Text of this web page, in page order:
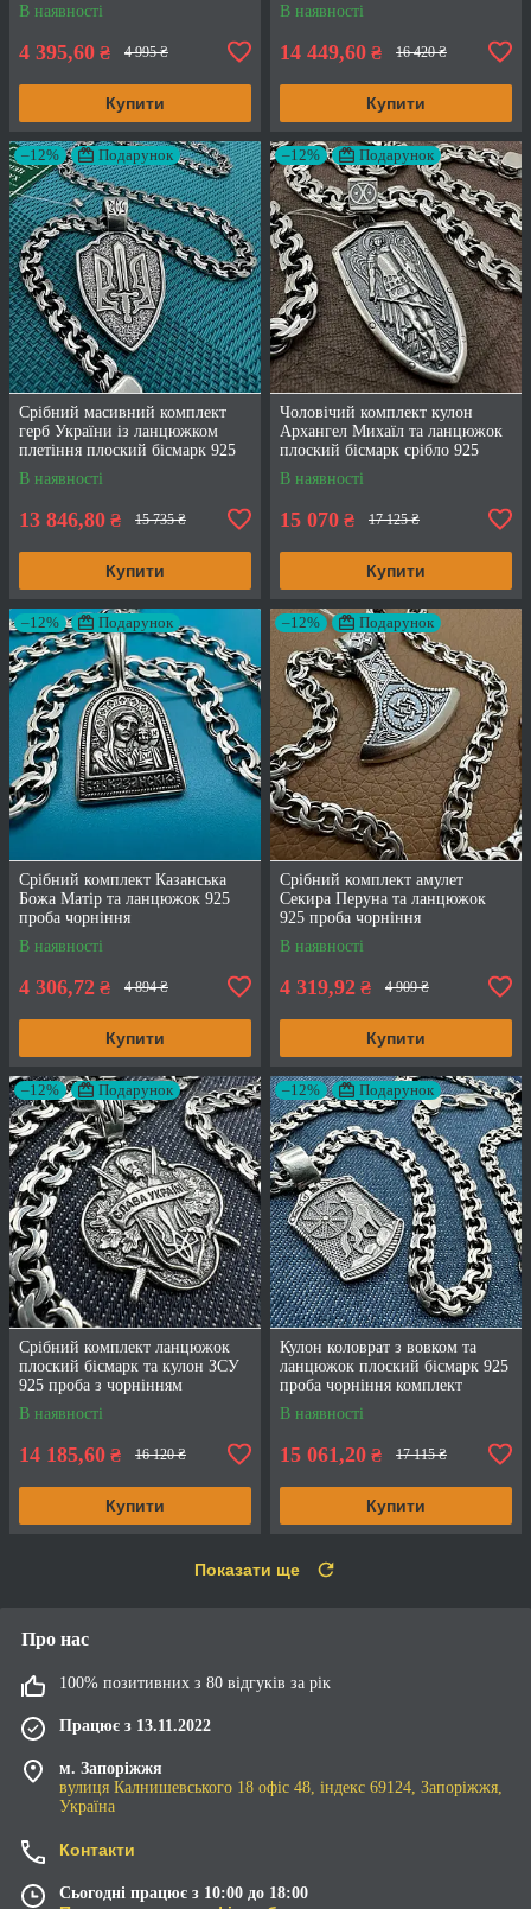
В наявності
4 395,60 ₴ 4 995 ₴
Купити
В наявності
14 449,60 ₴ 16 420 ₴
Купити
–12% Подарунок
Срібний масивний комплект
герб України із ланцюжком
плетіння плоский бісмарк 925
проба
В наявності
13 846,80 ₴ 15 735 ₴
Купити
–12% Подарунок
Чоловічий комплект кулон
Архангел Михаїл та ланцюжок
плоский бісмарк срібло 925
проба
В наявності
15 070 ₴ 17 125 ₴
Купити
–12% Подарунок
Срібний комплект Казанська
Божа Матір та ланцюжок 925
проба чорніння
В наявності
4 306,72 ₴ 4 894 ₴
Купити
–12% Подарунок
Срібний комплект амулет
Секира Перуна та ланцюжок
925 проба чорніння
В наявності
4 319,92 ₴ 4 909 ₴
Купити
–12% Подарунок
Срібний комплект ланцюжок
плоский бісмарк та кулон ЗСУ
925 проба з чорнінням
В наявності
14 185,60 ₴ 16 120 ₴
Купити
–12% Подарунок
Кулон коловрат з вовком та
ланцюжок плоский бісмарк 925
проба чорніння комплект
В наявності
15 061,20 ₴ 17 115 ₴
Купити
Показати ще
Про нас
100% позитивних з 80 відгуків за рік
Працює з 13.11.2022
м. Запоріжжя
вулиця Калнишевського 18 офіс 48, індекс 69124, Запоріжжя,
Україна
Контакти
Сьогодні працює з 10:00 до 18:00